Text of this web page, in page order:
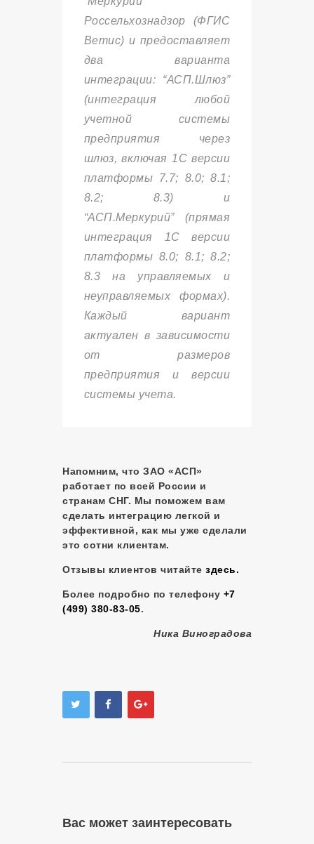
Россельхознадзор (ФГИС
Ветис) и предоставляет
два варианта
интеграции: “АСП.Шлюз”
(интеграция любой
учетной системы
предприятия через
шлюз, включая 1С версии
платформы 7.7; 8.0; 8.1;
8.2; 8.3) и
“АСП.Меркурий” (прямая
интеграция 1С версии
платформы 8.0; 8.1; 8.2;
8.3 на управляемых и
неуправляемых формах).
Каждый вариант
актуален в зависимости
от размеров
предприятия и версии
системы учета.
Напомним, что ЗАО «АСП»
работает по всей России и
странам СНГ. Мы поможем вам
сделать интеграцию легкой и
эффективной, как мы уже сделали
это сотни клиентам.
Отзывы клиентов читайте здесь.
Более подробно по телефону +7
(499) 380-83-05.
Ника Виноградова
Вас может заинтересовать